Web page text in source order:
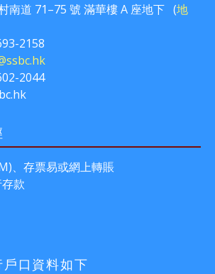
南道 71–75 號 滿華樓 A 座地下 (地
2158
2044
、存票易或網上轉賬
款
口資料如下